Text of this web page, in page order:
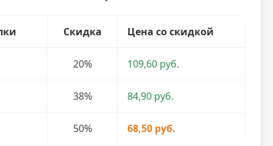
Скидка Цена со скидкой
20% 109,60 руб.
38% 84,90 руб.
50% 68,50 руб.